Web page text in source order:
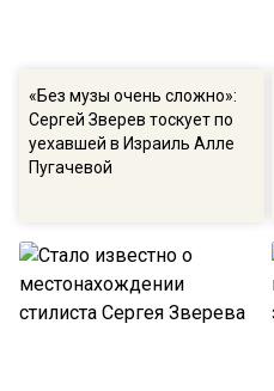
«Без музы очень сложно»:
Сергей Зверев тоскует по
уехавшей в Израиль Алле
Пугачевой